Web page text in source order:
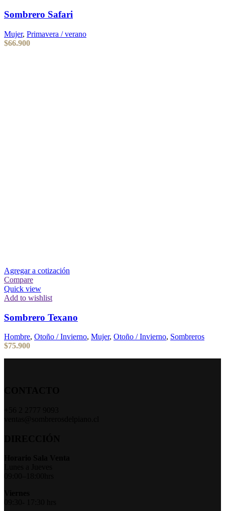
Sombrero Safari
Mujer, Primavera / verano
$66.900
Agregar a cotización
Compare
Quick view
Add to wishlist
Sombrero Texano
Hombre, Otoño / Invierno, Mujer, Otoño / Invierno, Sombreros
$75.900